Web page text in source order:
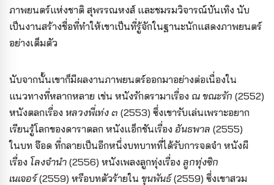
ภาพยนตร์แห่งชาติ สุพรรณหงส์ และชมรมวิจารณ์บันเทิง นับ
เป็นงานสร้างชื่อที่ทำให้เขาเป็นที่รู้จักในฐานะนักแสดงภาพยนตร์
อย่างเต็มตัว
นับจากนั้นเขาก็มีผลงานภาพยนตร์ออกมาอย่างต่อเนื่องใน
แนวทางที่หลากหลาย เช่น หนังรักดรามาเรื่อง ณ ขณะรัก (2552)
หนังตลกเรื่อง หลวงพี่เท่ง ๓ (2553) ซึ่งเขารับเล่นเพราะอยาก
เรียนรู้โลกของดาราตลก หนังแอ็กชันเรื่อง อันธพาล (2555)
ในบท จ๊อด ที่กลายเป็นอีกหนึ่งบทบาทที่ได้รับการจดจำ หนังผี
เรื่อง โลงจำนำ (2556) หนังเพลงลูกทุ่งเรื่อง ลูกทุ่งซิก
เนเจอร์(2559) หรือบทตัวร้ายใน ขุนพันธ์(2559) ซึ่งเขาสวม